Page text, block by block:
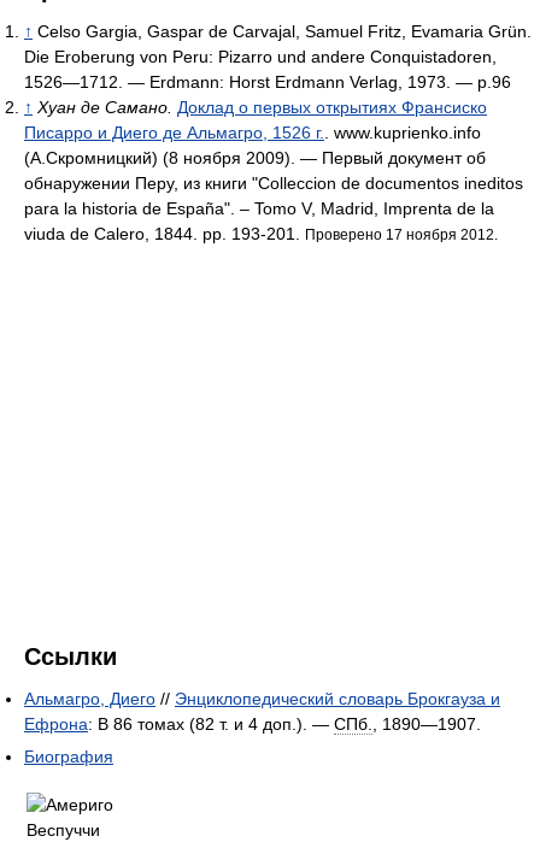
↑ Celso Gargia, Gaspar de Carvajal, Samuel Fritz, Evamaria Grün.
Die Eroberung von Peru: Pizarro und andere Conquistadoren,
1526—1712. — Erdmann: Horst Erdmann Verlag, 1973. — p.96
↑ Хуан де Самано. Доклад о первых открытиях Франсиско
Писарро и Диего де Альмагро, 1526 г.
. www.kuprienko.info
(А.Скромницкий) (8 ноября 2009). — Первый документ об
обнаружении Перу, из книги "Colleccion de documentos ineditos
para la historia de España". – Tomo V, Madrid, Imprenta de la
viuda de Calero, 1844. pp. 193-201.
Проверено 17 ноября 2012.
Ссылки
Альмагро, Диего // Энциклопедический словарь Брокгауза и
Ефрона: В 86 томах (82 т. и 4 доп.). — СПб.
, 1890—1907.
Биография